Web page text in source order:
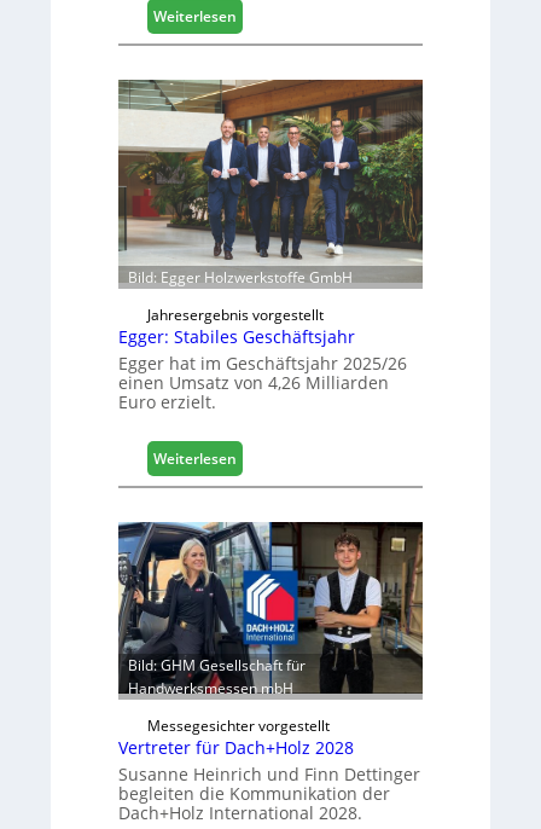
i
s
i
e
r
t
s
i
c
h
Weiterlesen
H
f
e
l
e
e
r
ö
f
f
n
e
t
L
o
s
t
k
b
e
r
e
i
c
h
Bild: Egger Holzwerkstoffe GmbH
Jahresergebnis vorgestellt
Egger: Stabiles Geschäftsjahr
Egger hat im Geschäftsjahr 2025/26
einen Umsatz von 4,26 Milliarden
Euro erzielt.
Weiterlesen
E
g
e
r
:
S
t
a
b
l
e
s
G
Bild: GHM Gesellschaft für
Handwerksmessen mbH
Messegesichter vorgestellt
Vertreter für Dach+Holz 2028
Susanne Heinrich und Finn Dettinger
begleiten die Kommunikation der
Dach+Holz International 2028.